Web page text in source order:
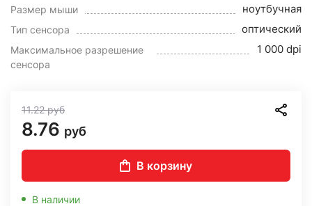
Размер мыши ноутбучная
Тип сенсора оптический
Максимальное разрешение
сенсора
1 000 dpi
11.22руб
8.76 руб
В корзину
В наличии